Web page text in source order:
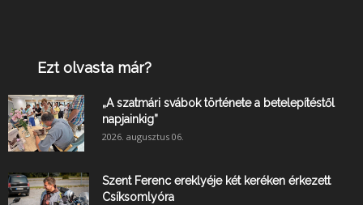
Ezt olvasta már?
„A szatmári svábok története a betelepítéstől
napjainkig”
2026. augusztus 06.
Szent Ferenc ereklyéje két keréken érkezett
Csíksomlyóra